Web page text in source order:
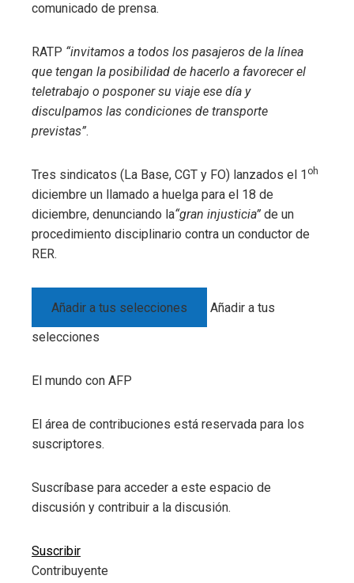
comunicado de prensa.
RATP “invitamos a todos los pasajeros de la línea
que tengan la posibilidad de hacerlo a favorecer el
teletrabajo o posponer su viaje ese día y
disculpamos las condiciones de transporte
previstas”.
Tres sindicatos (La Base, CGT y FO) lanzados el 1 oh
diciembre un llamado a huelga para el 18 de
diciembre, denunciando la“gran injusticia” de un
procedimiento disciplinario contra un conductor de
RER.
Añadir a tus selecciones
Añadir a tus
selecciones
El mundo con AFP
El área de contribuciones está reservada para los
suscriptores.
Suscríbase para acceder a este espacio de
discusión y contribuir a la discusión.
Suscribir
Contribuyente